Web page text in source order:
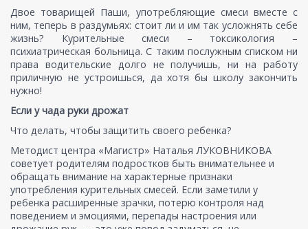
Двое товарищей Паши, употребляющие смеси вместе с
ним, теперь в раздумьях: стоит ли и им так усложнять себе
жизнь? Курительные смеси – токсикология –
психиатрическая больница. С таким послужным списком ни
права водительские долго не получишь, ни на работу
приличную не устроишься, да хотя бы школу закончить
нужно!
Если у чада руки дрожат
Что делать, чтобы защитить своего ребенка?
Методист центра «Магистр» Наталья ЛУКОВНИКОВА
советует родителям подростков быть внимательнее и
обращать внимание на характерные признаки
употребления курительных смесей. Если заметили у
ребенка расширенные зрачки, потерю контроля над
поведением и эмоциями, перепады настроения или